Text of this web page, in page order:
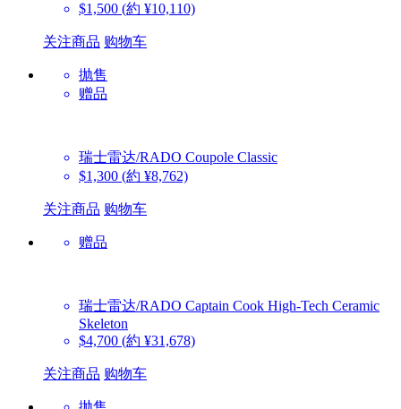
$1,500 (約 ¥10,110)
关注商品 购物车
抛售
赠品
瑞士雷达/RADO Coupole Classic
$1,300 (約 ¥8,762)
关注商品 购物车
赠品
瑞士雷达/RADO Captain Cook High-Tech Ceramic
Skeleton
$4,700 (約 ¥31,678)
关注商品 购物车